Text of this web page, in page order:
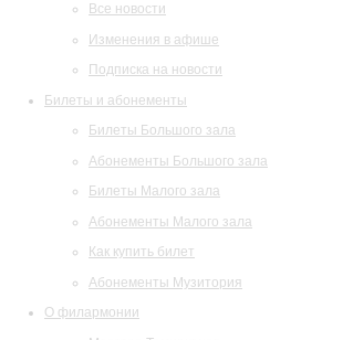
Все новости
Изменения в афише
Подписка на новости
Билеты и абонементы
Билеты Большого зала
Абонементы Большого зала
Билеты Малого зала
Абонементы Малого зала
Как купить билет
Абонементы Музитория
О филармонии